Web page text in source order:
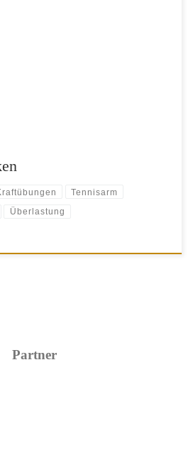
Tennisarm
Überlastung
Partner